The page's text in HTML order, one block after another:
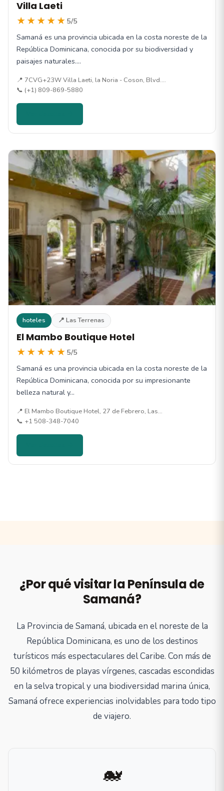
Villa Laeti
★★★★★ 5/5
Samaná es una provincia ubicada en la costa noreste de la
República Dominicana, conocida por su biodiversidad y
paisajes naturales.…
📍 7CVG+23W Villa Laeti, la Noria - Coson, Blvd.…
📞 (+1) 809-869-5880
hoteles 📍 Las Terrenas
El Mambo Boutique Hotel
★★★★★ 5/5
Samaná es una provincia ubicada en la costa noreste de la
República Dominicana, conocida por su impresionante
belleza natural y…
📍 El Mambo Boutique Hotel, 27 de Febrero, Las…
📞 +1 508-348-7040
¿Por qué visitar la Península de
Samaná?
La Provincia de Samaná, ubicada en el noreste de la
República Dominicana, es uno de los destinos
turísticos más espectaculares del Caribe. Con más de
50 kilómetros de playas vírgenes, cascadas escondidas
en la selva tropical y una biodiversidad marina única,
Samaná ofrece experiencias inolvidables para todo tipo
de viajero.
🐋